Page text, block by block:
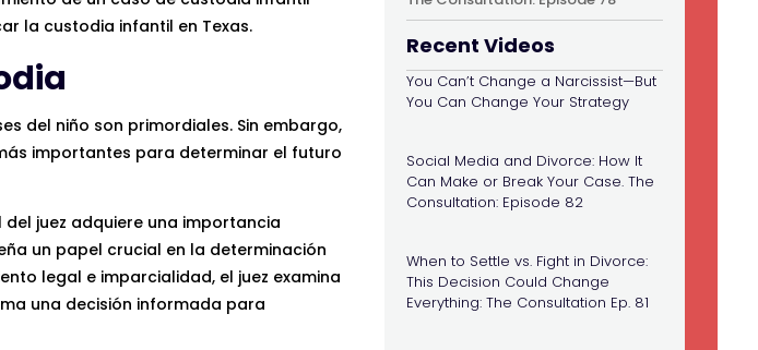
la custodia infantil en Texas.
del niño son primordiales. Sin embargo,
importantes para determinar el futuro
juez adquiere una importancia
un papel crucial en la determinación
legal e imparcialidad, el juez examina
una decisión informada para
Recent Videos
You Can’t Change a Narcissist—But
You Can Change Your Strategy
Social Media and Divorce: How It
Can Make or Break Your Case. The
Consultation: Episode 82
When to Settle vs. Fight in Divorce:
This Decision Could Change
Everything: The Consultation Ep. 81